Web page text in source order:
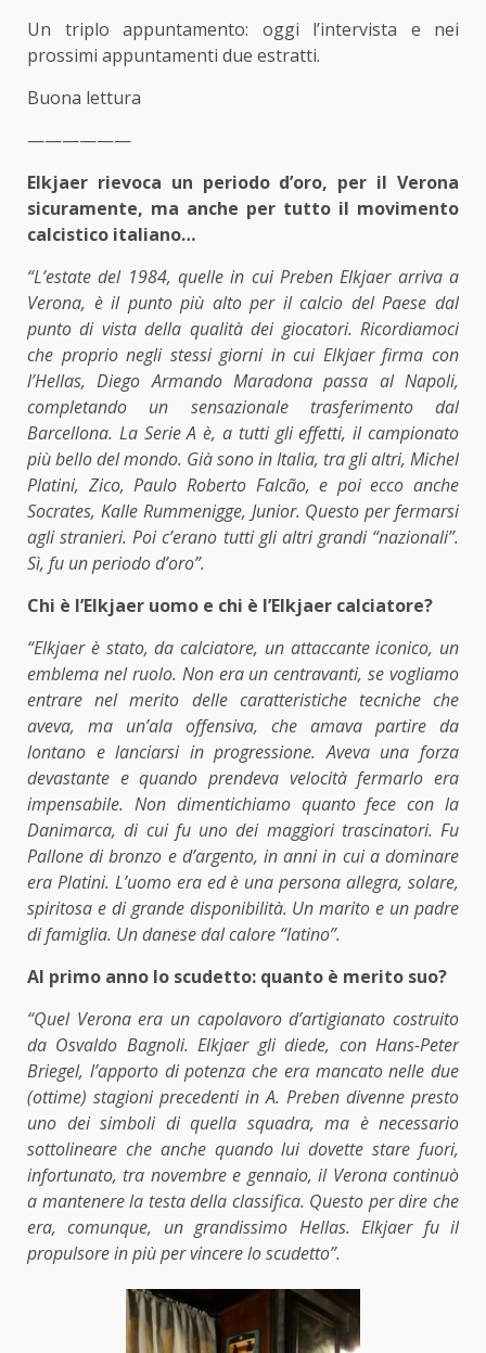
Un triplo appuntamento: oggi l’intervista e nei
prossimi appuntamenti due estratti.
Buona lettura
——————
Elkjaer rievoca un periodo d’oro, per il Verona
sicuramente, ma anche per tutto il movimento
calcistico italiano…
“L’estate del 1984, quelle in cui Preben Elkjaer arriva a
Verona, è il punto più alto per il calcio del Paese dal
punto di vista della qualità dei giocatori. Ricordiamoci
che proprio negli stessi giorni in cui Elkjaer firma con
l’Hellas, Diego Armando Maradona passa al Napoli,
completando un sensazionale trasferimento dal
Barcellona. La Serie A è, a tutti gli effetti, il campionato
più bello del mondo. Già sono in Italia, tra gli altri, Michel
Platini, Zico, Paulo Roberto Falcão, e poi ecco anche
Socrates, Kalle Rummenigge, Junior. Questo per fermarsi
agli stranieri. Poi c’erano tutti gli altri grandi “nazionali”.
Sì, fu un periodo d’oro”.
Chi è l’Elkjaer uomo e chi è l’Elkjaer calciatore?
“Elkjaer è stato, da calciatore, un attaccante iconico, un
emblema nel ruolo. Non era un centravanti, se vogliamo
entrare nel merito delle caratteristiche tecniche che
aveva, ma un’ala offensiva, che amava partire da
lontano e lanciarsi in progressione. Aveva una forza
devastante e quando prendeva velocità fermarlo era
impensabile. Non dimentichiamo quanto fece con la
Danimarca, di cui fu uno dei maggiori trascinatori. Fu
Pallone di bronzo e d’argento, in anni in cui a dominare
era Platini. L’uomo era ed è una persona allegra, solare,
spiritosa e di grande disponibilità. Un marito e un padre
di famiglia. Un danese dal calore “latino”.
Al primo anno lo scudetto: quanto è merito suo?
“Quel Verona era un capolavoro d’artigianato costruito
da Osvaldo Bagnoli. Elkjaer gli diede, con Hans-Peter
Briegel, l’apporto di potenza che era mancato nelle due
(ottime) stagioni precedenti in A. Preben divenne presto
uno dei simboli di quella squadra, ma è necessario
sottolineare che anche quando lui dovette stare fuori,
infortunato, tra novembre e gennaio, il Verona continuò
a mantenere la testa della classifica. Questo per dire che
era, comunque, un grandissimo Hellas. Elkjaer fu il
propulsore in più per vincere lo scudetto”.